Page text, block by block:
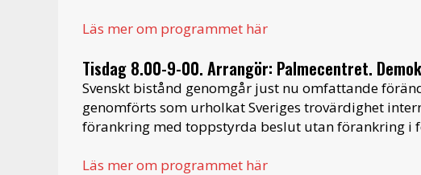
Läs mer om programmet här
Tisdag 8.00-9-00. Arrangör: Palmecentret.
Svenskt bistånd genomgår just nu omfattande
genomförts som urholkat Sveriges trovärdighet
förankring med toppstyrda beslut utan förankring i
Läs mer om programmet här